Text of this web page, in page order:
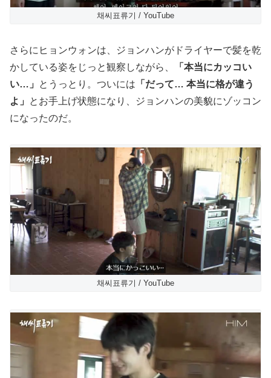
채씨표류기 / YouTube
さらにヒョンウォンは、ジョンハンがドライヤーで髪を乾
かしている姿をじっと観察しながら、
「本当にカッコい
い…」
とうっとり。ついには 「だって… 本当に格が違う
よ」
とお手上げ状態になり、ジョンハンの美貌にゾッコン
になったのだ。
채씨표류기 / YouTube